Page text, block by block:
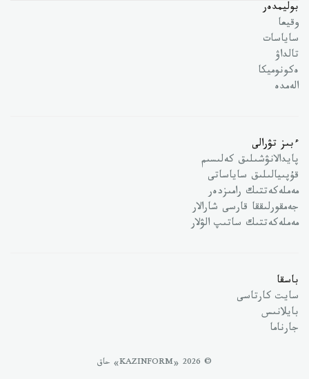
بوليمدەر
وقيعا
ساياسات
تالداۋ
ەكونوميكا
الەمدە
ءبىز تۋرالى
پايدالانۋشىلىق كەلىسىم
قۇپىيالىلىق ساياساتى
مەملەكەتتىك رامىزدەر
جەمقورلىققا قارسى شارالار
مەملەكەتتىك ساتىپ الۋلار
باسقا
سايت كارتاسى
بايلانىس
جارناما
© 2026 «KAZINFORM» حاق